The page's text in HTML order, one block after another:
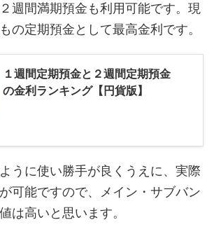
週間満期預金も利用可能です。現
の定期預金として最高金利です。
１週間定期預金と２週間定期預金
の金利ランキング【円貨版】
うに使い勝手が良くうえに、実際
可能ですので、メイン・サブバン
は高いと思います。